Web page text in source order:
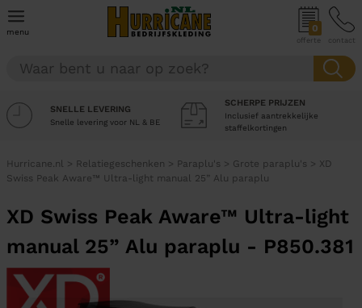
menu 0
offerte contact
SNELLE LEVERING
Snelle levering voor NL & BE
SCHERPE PRIJZEN
Inclusief aantrekkelijke
staffelkortingen
Hurricane.nl > Relatiegeschenken > Paraplu's > Grote paraplu's > XD
Swiss Peak Aware™ Ultra-light manual 25” Alu paraplu
XD Swiss Peak Aware™ Ultra-light
manual 25” Alu paraplu - P850.381